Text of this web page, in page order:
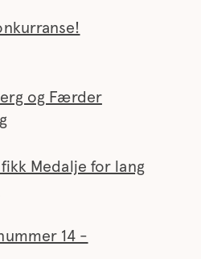
og Færder
Medalje for lang
14 -